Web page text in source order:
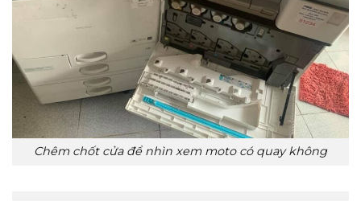
Chêm chốt cửa để nhìn xem moto có quay không